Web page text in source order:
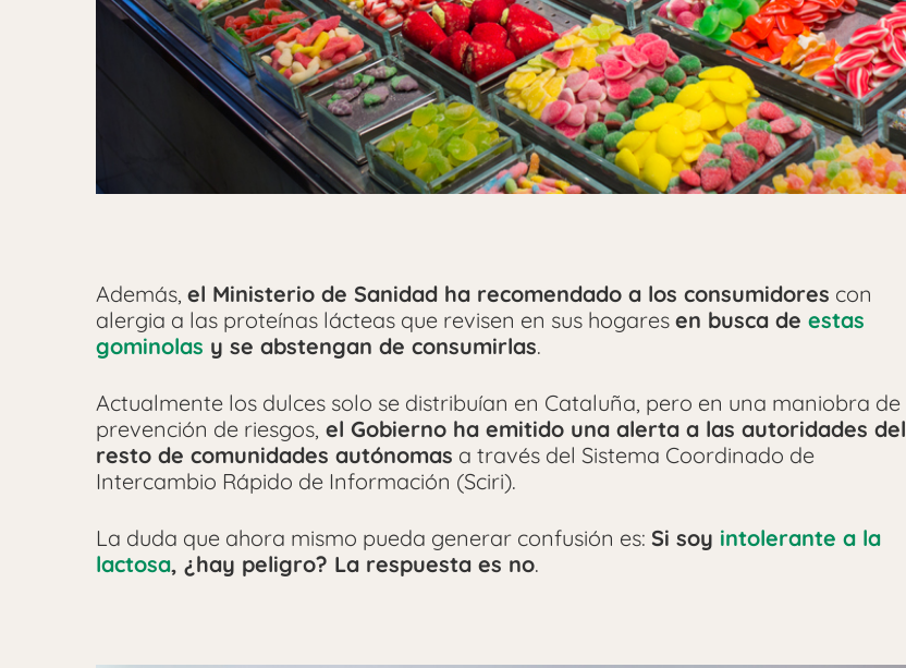
Además, el Ministerio de Sanidad ha recomendado a los consumidores con
alergia a las proteínas lácteas que revisen en sus hogares en busca de estas
gominolas y se abstengan de consumirlas.
Actualmente los dulces solo se distribuían en Cataluña, pero en una maniobra de
prevención de riesgos, el Gobierno ha emitido una alerta a las autoridades del
resto de comunidades autónomas a través del Sistema Coordinado de
Intercambio Rápido de Información (Sciri).
La duda que ahora mismo pueda generar confusión es: Si soy intolerante a la
lactosa, ¿hay peligro? La respuesta es no.